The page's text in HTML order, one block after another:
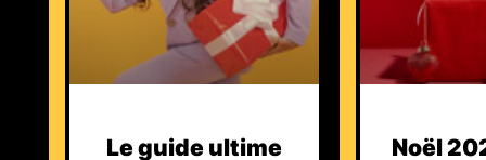
Le guide ultime
Noël